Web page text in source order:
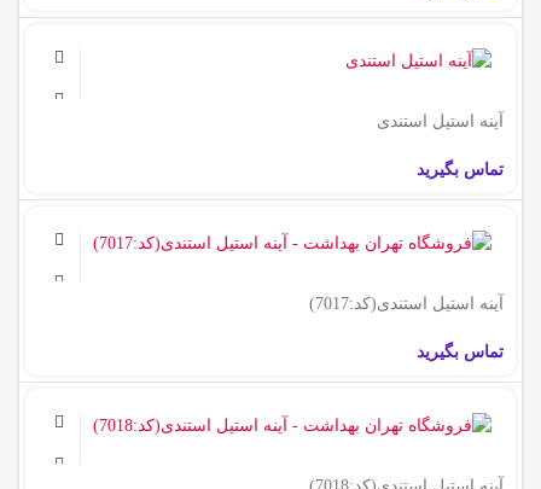
آینه استیل استندی
تماس بگیرید
آینه استیل استندی(کد:7017)
تماس بگیرید